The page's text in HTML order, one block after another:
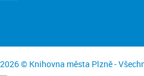
2026 © Knihovna města Plzně -